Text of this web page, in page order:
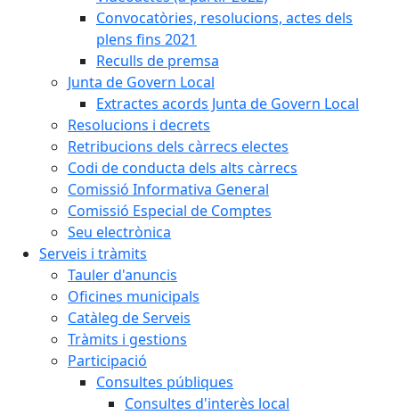
Convocatòries, resolucions, actes dels
plens fins 2021
Reculls de premsa
Junta de Govern Local
Extractes acords Junta de Govern Local
Resolucions i decrets
Retribucions dels càrrecs electes
Codi de conducta dels alts càrrecs
Comissió Informativa General
Comissió Especial de Comptes
Seu electrònica
Serveis i tràmits
Tauler d'anuncis
Oficines municipals
Catàleg de Serveis
Tràmits i gestions
Participació
Consultes públiques
Consultes d'interès local